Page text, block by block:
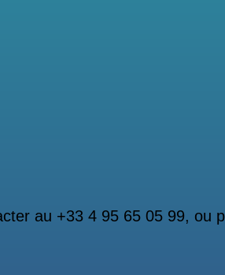
au +33 4 95 65 05 99, ou